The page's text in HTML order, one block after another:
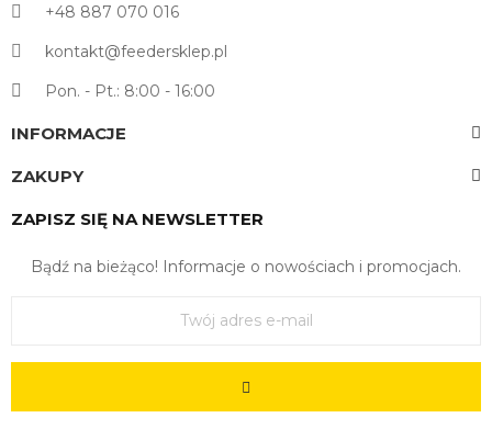
+48 887 070 016
kontakt@feedersklep.pl
Pon. - Pt.: 8:00 - 16:00
INFORMACJE
ZAKUPY
ZAPISZ SIĘ NA NEWSLETTER
Bądź na bieżąco! Informacje o nowościach i promocjach.